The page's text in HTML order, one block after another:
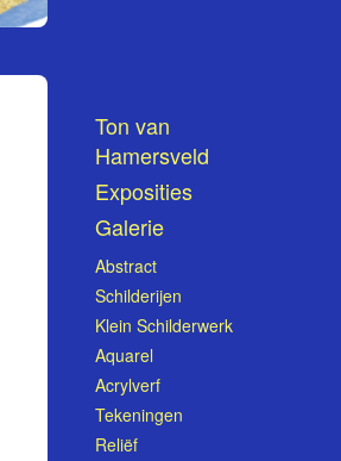
Ton van
Hamersveld
Exposities
Galerie
Abstract
Schilderijen
Klein Schilderwerk
Aquarel
Acrylverf
Tekeningen
Reliëf